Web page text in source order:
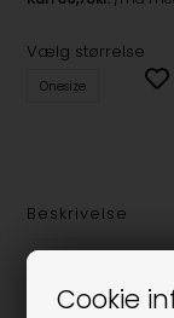
Cookie
Vælg størrelse
Onesize
Beskrivelse
Denne bløde